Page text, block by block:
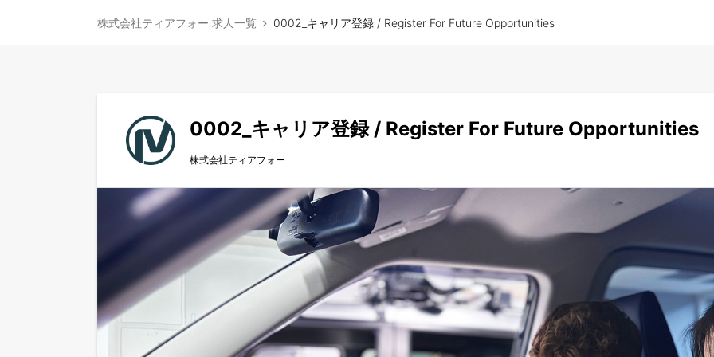
株式会社ティアフォー 求人一覧 0002_キャリア登録 / Register For Future Opportunities
0002_キャリア登録 / Register For Future Opportunities
株式会社ティアフォー